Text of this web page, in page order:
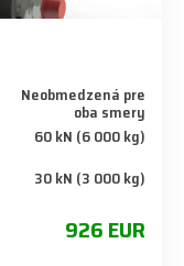
Neobmedzená pre
oba smery
60 kN (6 000 kg)
30 kN (3 000 kg)
926 EUR